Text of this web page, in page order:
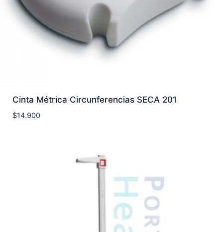
Cinta Métrica Circunferencias SECA 201
$14.900